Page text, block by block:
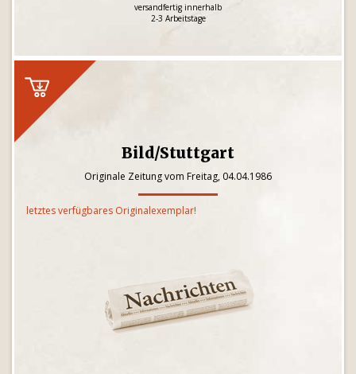
versandfertig innerhalb
2-3 Arbeitstage
Bild/Stuttgart
Originale Zeitung vom Freitag, 04.04.1986
letztes verfügbares Originalexemplar!